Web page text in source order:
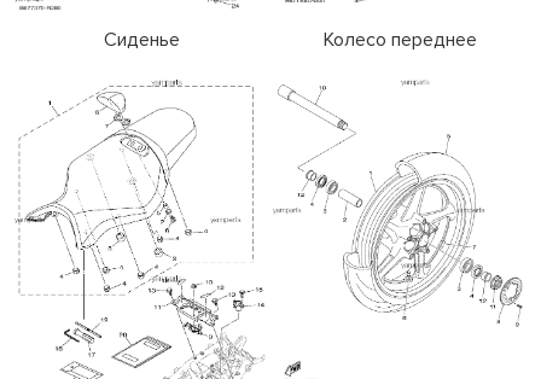
Сиденье Колесо переднее